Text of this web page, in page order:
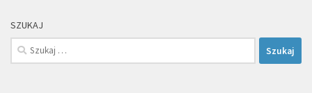
SZUKAJ
Szukaj: